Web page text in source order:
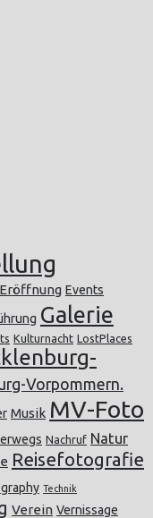
Eröffnung Events
Galerie
Kulturnacht LostPlaces
Vorpommern.
Musik MV-Foto
Nachruf Natur
Reisefotografie
Technik
Verein Vernissage